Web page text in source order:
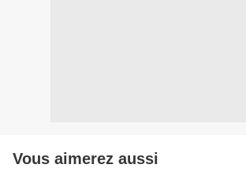
Vous aimerez aussi